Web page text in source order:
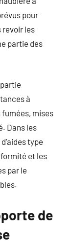
pour
revoir les
partie des
à
fumées, mises
Dans les
type
et les
par le
de